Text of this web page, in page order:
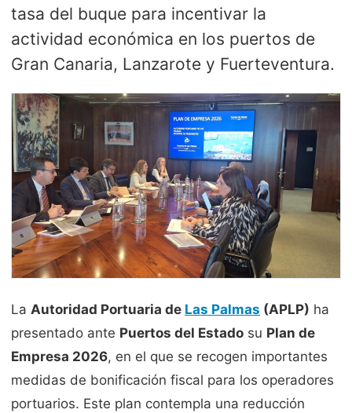
tasa del buque para incentivar la
actividad económica en los puertos de
Gran Canaria, Lanzarote y Fuerteventura.
La Autoridad Portuaria de Las Palmas (APLP) ha
presentado ante Puertos del Estado su Plan de
Empresa 2026, en el que se recogen importantes
medidas de bonificación fiscal para los operadores
portuarios. Este plan contempla una reducción